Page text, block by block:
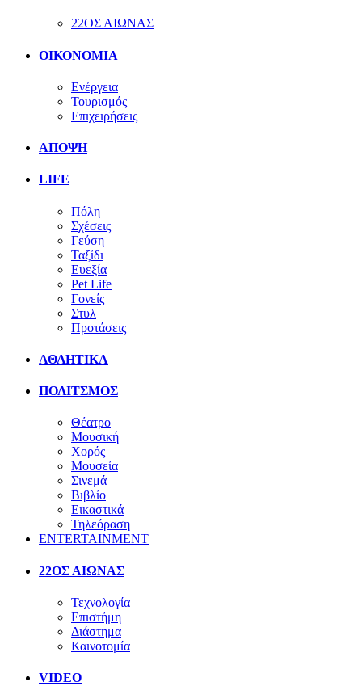
22ΟΣ ΑΙΩΝΑΣ
ΟΙΚΟΝΟΜΙΑ
Ενέργεια
Τουρισμός
Επιχειρήσεις
ΑΠΟΨΗ
LIFE
Πόλη
Σχέσεις
Γεύση
Ταξίδι
Ευεξία
Pet Life
Γονείς
Στυλ
Προτάσεις
ΑΘΛΗΤΙΚΑ
ΠΟΛΙΤΣΜΟΣ
Θέατρο
Μουσική
Χορός
Μουσεία
Σινεμά
Βιβλίο
Εικαστικά
Τηλεόραση
ENTERTAINMENT
22ΟΣ ΑΙΩΝΑΣ
Τεχνολογία
Επιστήμη
Διάστημα
Καινοτομία
VIDEO